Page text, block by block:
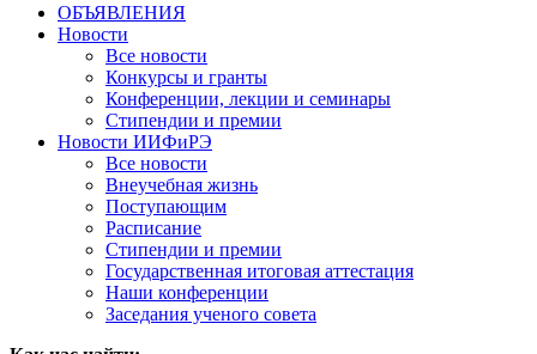
ОБЪЯВЛЕНИЯ
Новости
Все новости
Конкурсы и гранты
Конференции, лекции и семинары
Стипендии и премии
Новости ИИФиРЭ
Все новости
Внеучебная жизнь
Поступающим
Расписание
Стипендии и премии
Государственная итоговая аттестация
Наши конференции
Заседания ученого совета